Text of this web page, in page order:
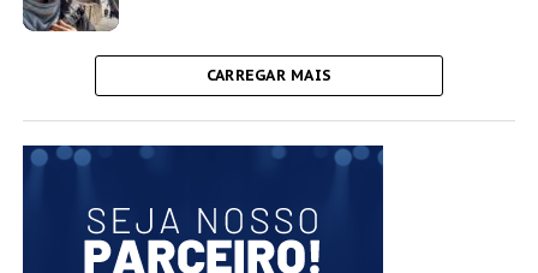
CARREGAR MAIS